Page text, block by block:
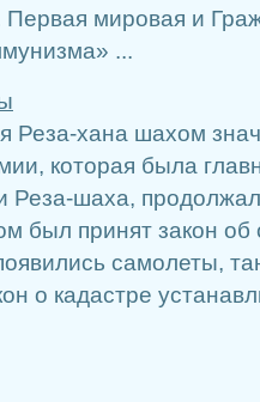
Первая мировая и
...
Реза-хана шахом
которая была
Реза-шаха,
был принят закон об
самолеты,
о кадастре